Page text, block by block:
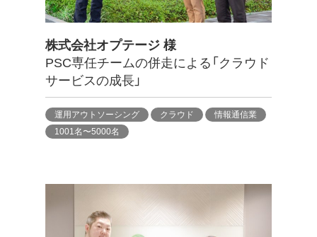
株式会社オプテージ 様
PSC専任チームの併走による「クラウド
サービスの成長」
運用アウトソーシング クラウド
情報通信業
1001名〜5000名